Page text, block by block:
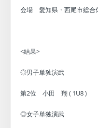
会場 愛知県・西尾市総合
<結果>
◎男子単独演武
第2位 小田 翔 ( 1U8 )
◎女子単独演武